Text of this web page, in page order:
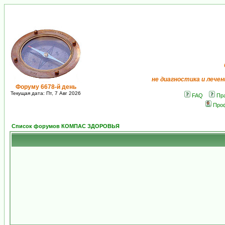
Форуму 6678-й день
Текущая дата: Пт, 7 Авг 2026
не диагностика и
FAQ
Список форумов КОМПАС ЗДОРОВЬЯ